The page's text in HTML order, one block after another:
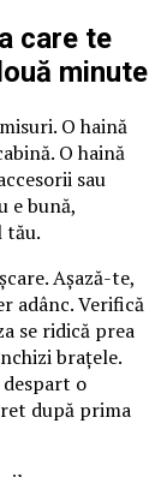
care te
minute
O haină
O haină
sau
e bună,
tău.
Așază-te,
adânc. Verifică
se ridică prea
brațele.
o
după prima